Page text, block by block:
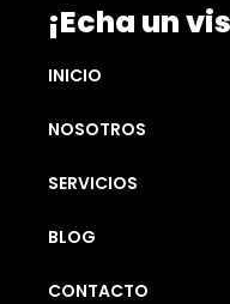
¡Echa un
INICIO
NOSOTROS
SERVICIOS
BLOG
CONTACTO